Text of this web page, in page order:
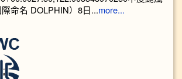
命名 DOLPHIN）8日...more...